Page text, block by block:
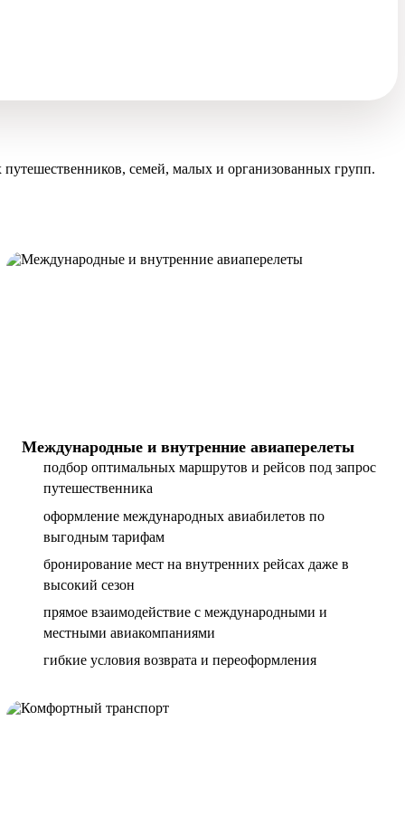
семей, малых и организованных групп.
Международные и внутренние авиаперелеты
подбор оптимальных маршрутов и рейсов под запрос
путешественника
оформление международных авиабилетов по
выгодным тарифам
бронирование мест на внутренних рейсах даже в
высокий сезон
прямое взаимодействие с международными и
местными авиакомпаниями
гибкие условия возврата и переоформления